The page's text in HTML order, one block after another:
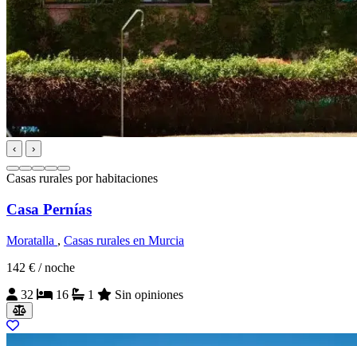
‹ ›
Casas rurales por habitaciones
Casa Pernías
Moratalla , Casas rurales en Murcia
142 € / noche
32
16 1 Sin opiniones